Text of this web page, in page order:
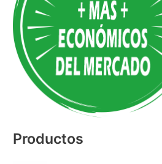
r
n
a
Productos